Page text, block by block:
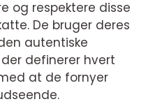
og respektere disse
De bruger deres
autentiske
definerer hvert
at de fornyer